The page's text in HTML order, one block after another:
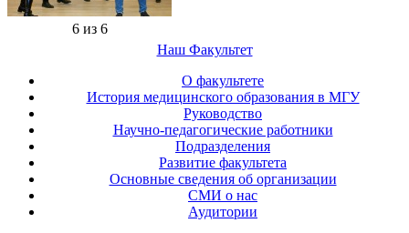
6 из 6
Наш Факультет
О факультете
История медицинского образования в МГУ
Руководство
Научно-педагогические работники
Подразделения
Развитие факультета
Основные сведения об организации
СМИ о нас
Аудитории